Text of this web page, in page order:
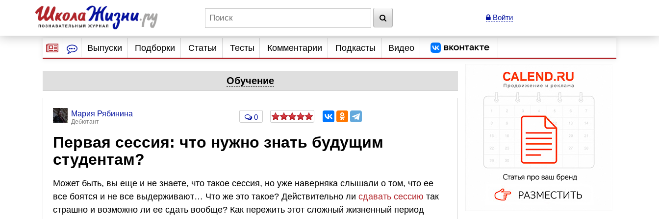
Войти
Выпуски Подборки Статьи Тесты Комментарии Подкасты Видео
Обучение
Мария Рябинина
Дебютант
0
Первая сессия: что нужно знать будущим
студентам?
Может быть, вы еще и не знаете, что такое сессия, но уже наверняка слышали о том, что ее
все боятся и не все выдерживают… Что же это такое? Действительно ли сдавать сессию так
страшно и возможно ли ее сдать вообще? Как пережить этот сложный жизненный период